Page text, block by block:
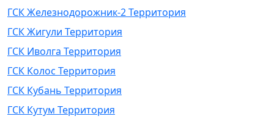
ГСК Железнодорожник-2 Территория
ГСК Жигули Территория
ГСК Иволга Территория
ГСК Колос Территория
ГСК Кубань Территория
ГСК Кутум Территория